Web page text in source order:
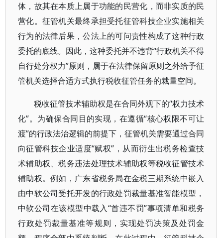
体，故其在本质上属于功能的民营化，而非实质的民
营化。征管机关最终承担受托征管科技企业实施相关
行为的法律后果，公法上的可问责性构成了这种行政
委托的底线。因此，这种委托并不违背“行政机关不得
自行处分权力”原则，属于在法律保留原则之外给予征
管机关选择合适方式执行税收征管任务的裁量空间。
税收征管技术辅助权是在合同外观下的“权力技术
化”。为确保合同目的实现，在遵循“核心权限不可让
渡”的行政法治逻辑的前提下，征管机关需要通过合同
向征管科技企业适度“赋权”，从而衍生出税务检查技
术辅助权、税务违法处理技术辅助权等税收征管技术
辅助权。例如，广东省税务局在金税三期系统中嵌入
由中软公司受托开发的行政处罚裁量基准智能模型，
中软公司在该模型中载入“首违不罚”事项清单和税务
行政处罚裁量基准等规则，实现处罚决策及处罚金